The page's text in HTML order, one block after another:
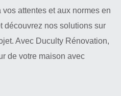
attentes et aux normes en
découvrez nos solutions sur
Avec Duculty Rénovation,
de votre maison avec